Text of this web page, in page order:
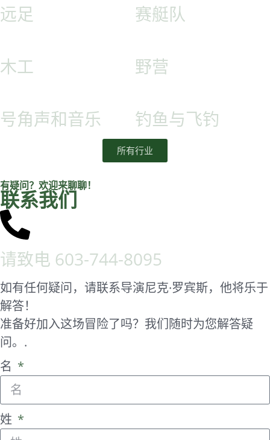
远足 赛艇队
木工 野营
号角声和音乐 钓鱼与飞钓
所有行业
有疑问？欢迎来聊聊！
联系我们
请致电 603-744-8095
如有任何疑问，请联系导演尼克·罗宾斯，他将乐于
解答！
准备好加入这场冒险了吗？我们随时为您解答疑
问。.
名
姓